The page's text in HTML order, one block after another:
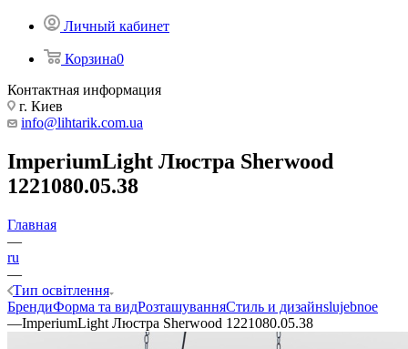
Личный кабинет
Корзина0
Контактная информация
г. Киев
info@lihtarik.com.ua
ImperiumLight Люстра Sherwood
1221080.05.38
Главная
—
ru
—
Тип освітлення
БрендиФорма та видРозташуванняСтиль и дизайнslujebnoe
—ImperiumLight Люстра Sherwood 1221080.05.38